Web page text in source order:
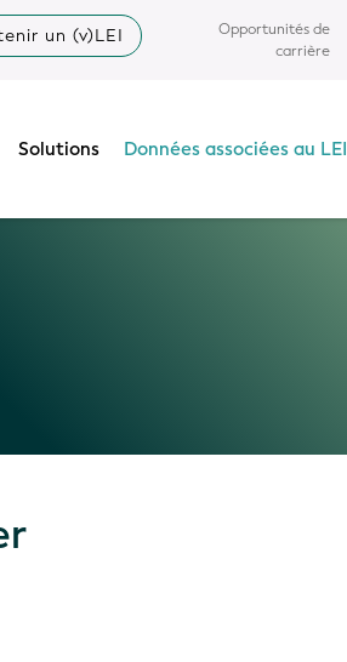
un (v)LEI
Opportunités de
carrière
Solutions Données associées au LEI